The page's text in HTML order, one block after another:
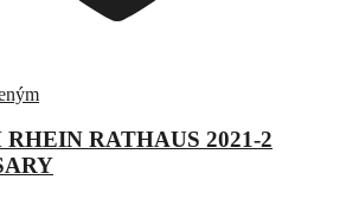
RHEIN RATHAUS 2021-2